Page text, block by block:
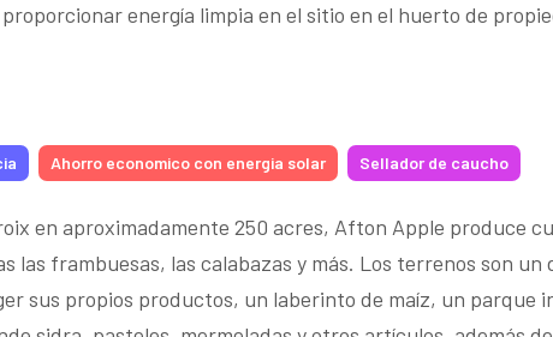
energía limpia en el sitio en el huerto de
Ahorro economico con energia solar Sellador de caucho
en aproximadamente 250 acres, Afton Apple produce
las frambuesas, las calabazas y más. Los terrenos son
sus propios productos, un laberinto de maíz, un parque